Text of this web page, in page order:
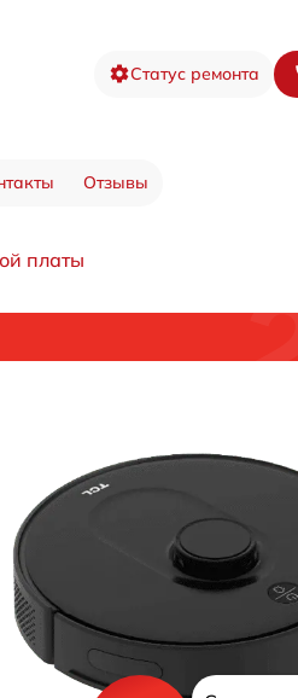
Статус ремонта
Отзывы
платы